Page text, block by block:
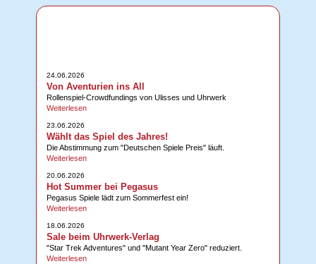
24.06.2026
Von Aventurien ins All
Rollenspiel-Crowdfundings von Ulisses und Uhrwerk
Weiterlesen
23.06.2026
Wählt das Spiel des Jahres!
Die Abstimmung zum "Deutschen Spiele Preis" läuft.
Weiterlesen
20.06.2026
Hot Summer bei Pegasus
Pegasus Spiele lädt zum Sommerfest ein!
Weiterlesen
18.06.2026
Sale beim Uhrwerk-Verlag
"Star Trek Adventures" und "Mutant Year Zero" reduziert.
Weiterlesen